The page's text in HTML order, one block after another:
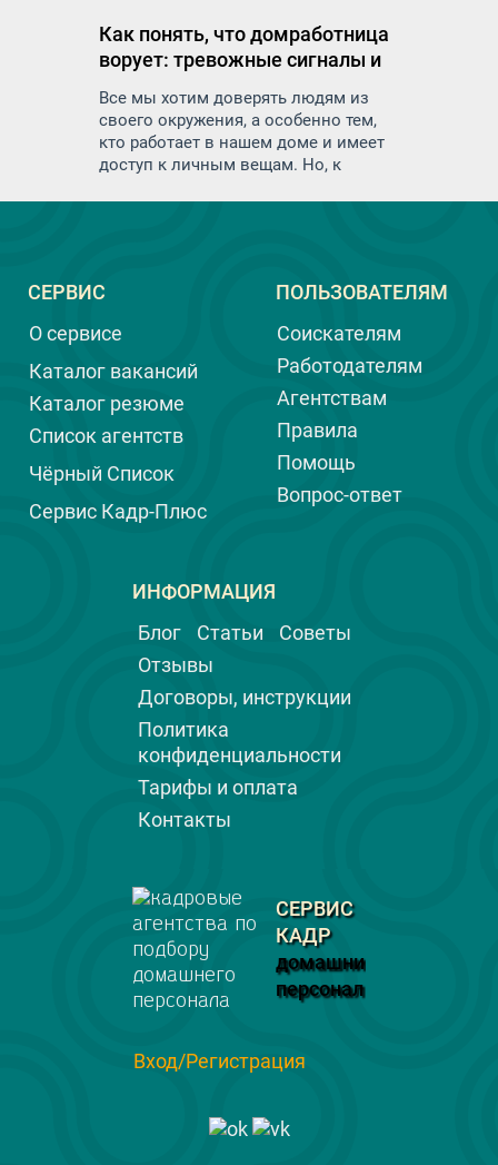
минимизирует риск недоразумений
и конфликтов в будущем
Как понять, что домработница
ворует: тревожные сигналы и
меры предосторожности
Все мы хотим доверять людям из
своего окружения, а особенно тем,
кто работает в нашем доме и имеет
доступ к личным вещам. Но, к
которую многие предпочитают не
быть осведомленным и уметь
распознавать тревожные сигналы,
чтобы вовремя принять меры, а ещё
лучше, предотвратить воровство.
СЕРВИС
О сервисе
Каталог вакансий
Каталог резюме
Список агентств
Чёрный Список
Сервис Кадр-Плюс
ПОЛЬЗОВАТЕЛЯМ
Соискателям
Работодателям
Агентствам
Правила
Помощь
Вопрос-ответ
ИНФОРМАЦИЯ
Блог
Статьи
Советы
Отзывы
Договоры, инструкции
Политика
конфиденциальности
Тарифы и оплата
Контакты
СЕРВИС
КАДР
домашний
персонал
Вход/Регистрация